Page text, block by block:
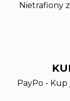
Nietrafiony
PayPo - Kup